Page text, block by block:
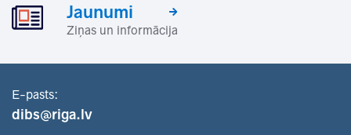
Jaunumi
Ziņas un informācija
E-pasts:
dibs@riga.lv